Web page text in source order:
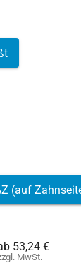
(auf
53,24 €
MwSt.